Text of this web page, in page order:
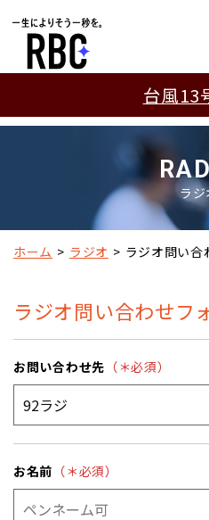
台風13
ラ
ホーム ラジオ ラジオ問い合
ラジオ問い合わせフ
お問い合わせ先 （＊必須）
お名前 （＊必須）